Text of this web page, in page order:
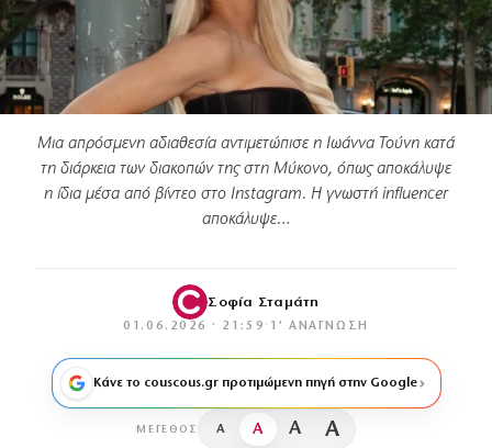
Μια απρόσμενη αδιαθεσία αντιμετώπισε η Ιωάννα Τούνη κατά
τη διάρκεια των διακοπών της στη Μύκονο, όπως αποκάλυψε
η ίδια μέσα από βίντεο στο Instagram. Η γνωστή influencer
αποκάλυψε…
Σοφία Σταμάτη
01.06.2026 · 21:59 · 1′ ΑΝΆΓΝΩΣΗ
Κάνε το couscous.gr προτιμώμενη πηγή στην Google
ΜΈΓΕΘΟΣ A A A A